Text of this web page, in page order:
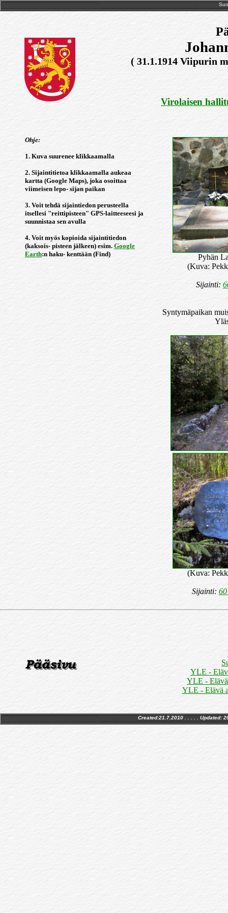
( 31.1.1914 Viipurin
Virolaisen
Ohje:
1. Kuva suurenee klikkaamalla
2. Sijaintitietoa klikkaamalla aukeaa
kartta (Google Maps), joka osoittaa
viimeisen lepo- sijan paikan
3. Voit tehdä sijaintiedon perusteella
itsellesi "reittipisteen" GPS-laitteeseesi ja
suunnistaa sen avulla
4. Voit myös kopioida sijaintitiedon
(kaksois- pisteen jälkeen) esim. Google
Earth:n haku- kenttään (Find)
Pyhän
(Kuva:
Sijainti:
Syntymäpaikan
(Kuva:
Sijainti:
YLE -
YLE -
YLE - Elävä
Created:21.7.2010 . . . . . Updated: